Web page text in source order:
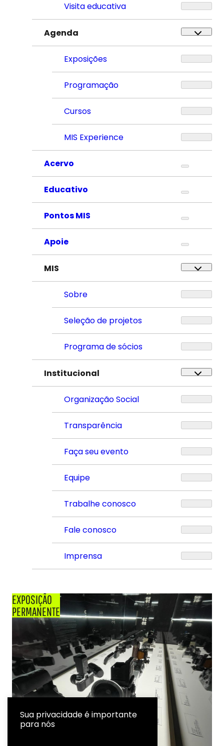
Visita educativa
Agenda
Exposições
Programação
Cursos
MIS Experience
Acervo
Educativo
Pontos MIS
Apoie
MIS
Sobre
Seleção de projetos
Programa de sócios
Institucional
Organização Social
Transparência
Faça seu evento
Equipe
Trabalhe conosco
Fale conosco
Imprensa
EXPOSIÇÃO
PERMANENTE
Sua privacidade é importante
para nós